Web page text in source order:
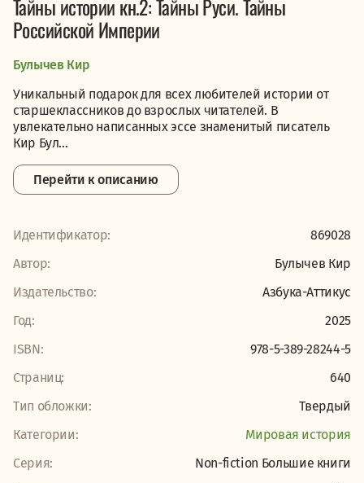
Тайны истории кн.2: Тайны Руси. Тайны
Российской Империи
Булычев Кир
Уникальный подарок для всех любителей истории от
старшеклассников до взрослых читателей. В
увлекательно написанных эссе знаменитый писатель
Кир Бул...
Перейти к описанию
Идентификатор:
869028
Автор:
Булычев Кир
Издательство:
Азбука-Аттикус
Год:
2025
ISBN:
978-5-389-28244-5
Страниц:
640
Тип обложки:
Твердый
Категории:
Мировая история
Серия:
Non-fiction Большие книги